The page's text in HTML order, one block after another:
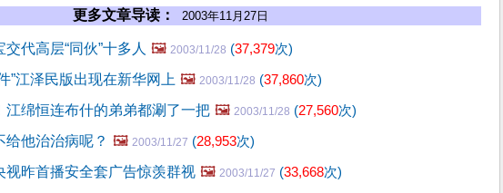
更多文章导读： 2003年11月27日
代高层“同伙”十多人 🖼️ 2003/11/28 (37,379次)
”江泽民版出现在新华网上 🖼️ 2003/11/28 (37,860次)
江绵恒连布什的弟弟都涮了一把 🖼️ 2003/11/28 (27,560次)
他治治病呢？ 🖼️ 2003/11/27 (28,953次)
视昨首播安全套广告惊羡群视 🖼️ 2003/11/27 (33,668次)